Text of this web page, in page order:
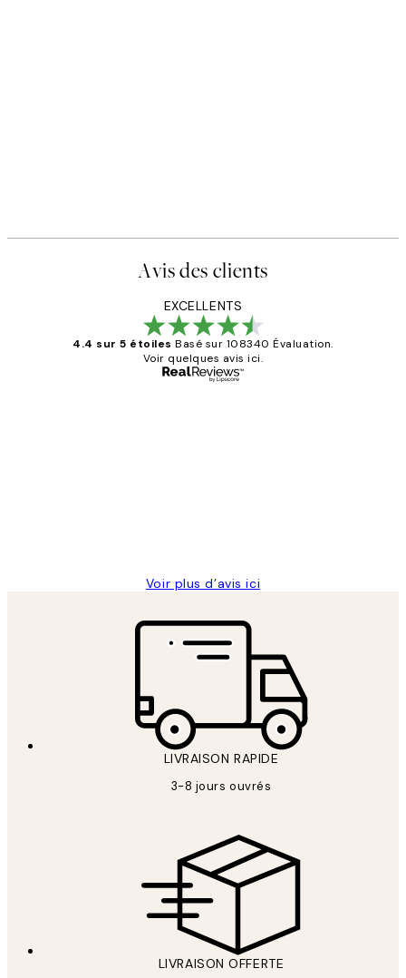
Avis des clients
EXCELLENTS
4.4 sur 5 étoiles Basé sur 108340 Évaluation.
Voir quelques avis ici.
Voir plus d’avis ici
LIVRAISON RAPIDE
3-8 jours ouvrés
LIVRAISON OFFERTE